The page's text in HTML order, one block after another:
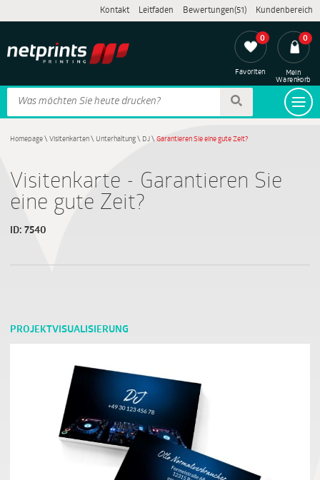
Kontakt Leitfaden Bewertungen(51) Kundenbereich
0
Favoriten
0
Mein
Warenkorb
Homepage\ Visitenkarten\ Unterhaltung\ DJ\ Garantieren Sie eine gute Zeit?
Visitenkarte - Garantieren Sie
eine gute Zeit?
ID: 7540
PROJEKTVISUALISIERUNG